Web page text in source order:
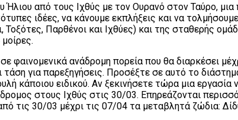
Ήλιου από τους Ιχθύς με τον Ουρανό στον Ταύρο,
ιδέες, να κάνουμε εκπλήξεις και να
Παρθένοι και Ιχθύες) και της σταθερής
φαινομενικά ανάδρομη πορεία που θα διαρκέσει
τάση για παρεξηγήσεις. Προσέξτε σε αυτό το
κάποιου ειδικού. Αν ξεκινήσετε τώρα μια
στους Ιχθύς στις 30/03. Επηρεάζονται
τις 30/03 μέχρι τις 07/04 τα μεταβλητά ζώδια: